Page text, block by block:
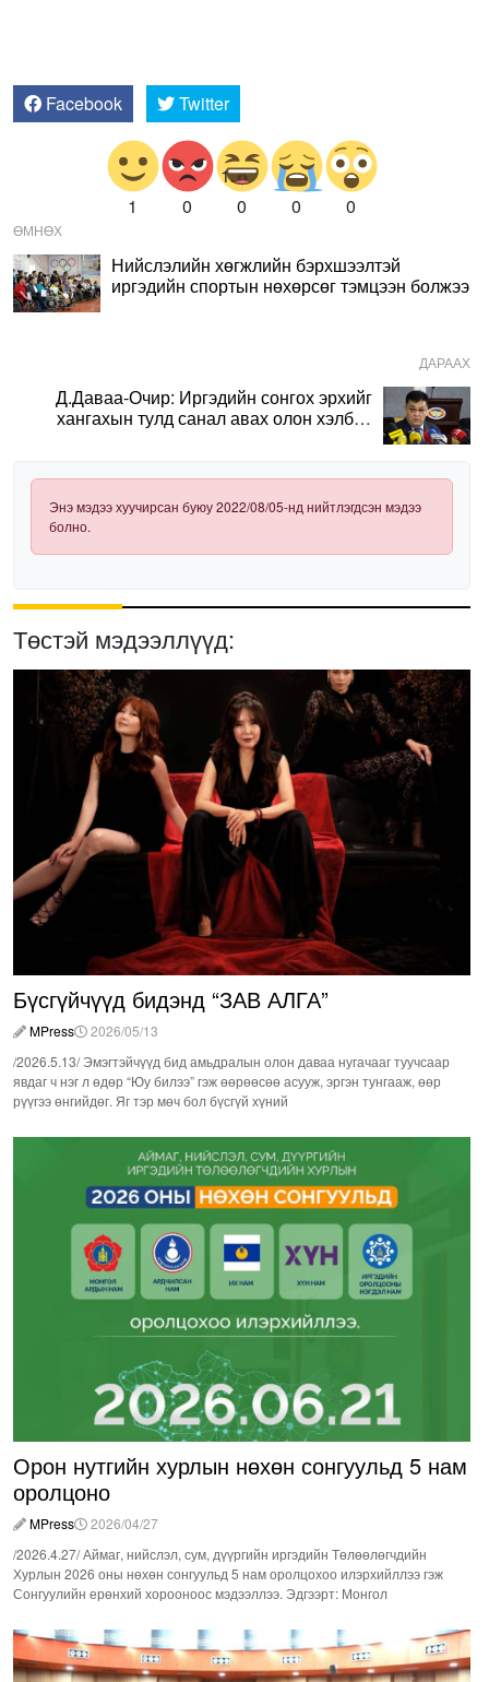
Facebook Twitter
1 0 0 0 0
ӨМНӨХ
Нийслэлийн хөгжлийн бэрхшээлтэй
иргэдийн спортын нөхөрсөг тэмцээн болжээ
ДАРААХ
Д.Даваа-Очир: Иргэдийн сонгох эрхийг
хангахын тулд санал авах олон хэлбэр
Энэ мэдээ хуучирсан буюу 2022/08/05-нд нийтлэгдсэн мэдээ
болно.
Төстэй мэдээллүүд:
Бүсгүйчүүд бидэнд “ЗАВ АЛГА”
MPress
2026/05/13
/2026.5.13/ Эмэгтэйчүүд бид амьдралын олон даваа нугачааг туучсаар
явдаг ч нэг л өдөр “Юу билээ” гэж өөрөөсөө асууж, эргэн тунгааж, өөр
рүүгээ өнгийдөг. Яг тэр мөч бол бүсгүй хүний
Орон нутгийн хурлын нөхөн сонгуульд 5 нам
оролцоно
MPress
2026/04/27
/2026.4.27/ Аймаг, нийслэл, сум, дүүргийн иргэдийн Төлөөлөгчдийн
Хурлын 2026 оны нөхөн сонгуульд 5 нам оролцохоо илэрхийллээ гэж
Сонгуулийн ерөнхий хорооноос мэдээллээ. Эдгээрт: Монгол